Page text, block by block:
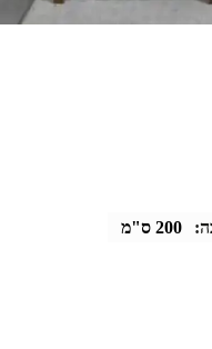
200 ס"מ